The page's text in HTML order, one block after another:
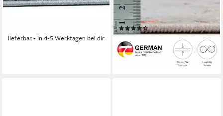
blau, rechteckig, Höhe: 1.3
lieferbar - in 4-5 Werktagen bei dir
Flachgewebe, Pastell-Farben,
Blumen Design, mit Bordüre
(115)
ab 39,00 €
lieferbar - in 5-6 Werktagen bei dir